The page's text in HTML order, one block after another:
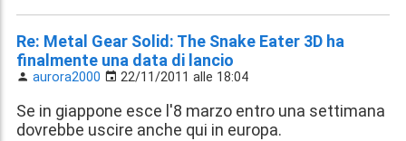
Re: Metal Gear Solid: The Snake Eater 3D ha
finalmente una data di lancio
aurora2000 22/11/2011 alle 18:04
Se in giappone esce l'8 marzo entro una settimana
dovrebbe uscire anche qui in europa.